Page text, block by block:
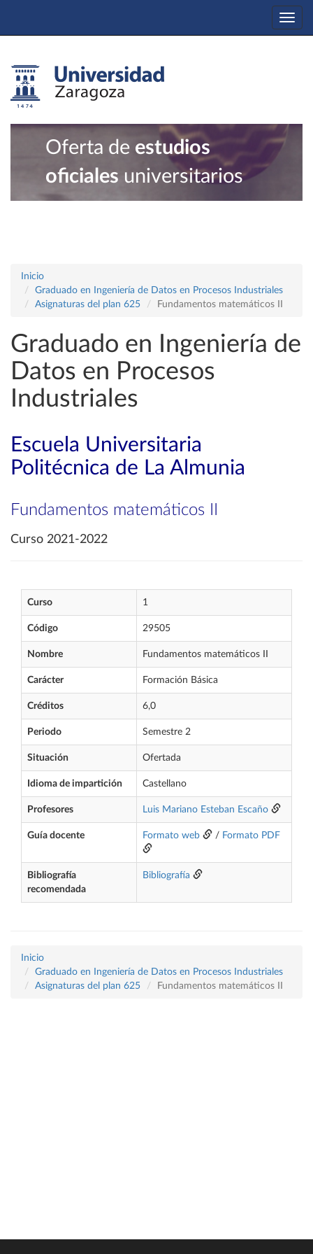
Oferta de estudios
oficiales universitarios
Inicio
Graduado en Ingeniería de Datos en Procesos Industriales
Asignaturas del plan 625
Fundamentos matemáticos II
Graduado en Ingeniería de
Datos en Procesos
Industriales
Escuela Universitaria
Politécnica de La Almunia
Fundamentos matemáticos II
Curso 2021-2022
Curso 1
Código 29505
Nombre Fundamentos matemáticos II
Carácter Formación Básica
Créditos 6,0
Periodo Semestre 2
Situación Ofertada
Idioma de impartición Castellano
Profesores Luis Mariano Esteban Escaño
Guía docente Formato web / Formato PDF
Bibliografía
recomendada
Bibliografía
Inicio
Graduado en Ingeniería de Datos en Procesos Industriales
Asignaturas del plan 625
Fundamentos matemáticos II